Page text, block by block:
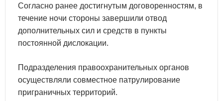
Согласно ранее достигнутым договоренностям, в
течение ночи стороны завершили отвод
дополнительных сил и средств в пункты
постоянной дислокации.
Подразделения правоохранительных органов
осуществляли совместное патрулирование
приграничных территорий.